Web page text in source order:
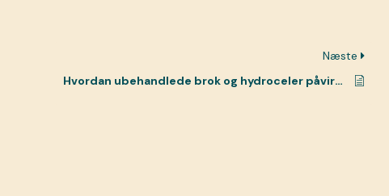
Næste
Hvordan ubehandlede brok og hydroceler påvirker børns liv